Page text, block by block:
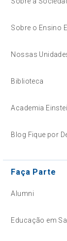
Sobre o Ensino
Nossas
Biblioteca
Academia
Blog Fique por
Faça Parte
Alumni
Educação em